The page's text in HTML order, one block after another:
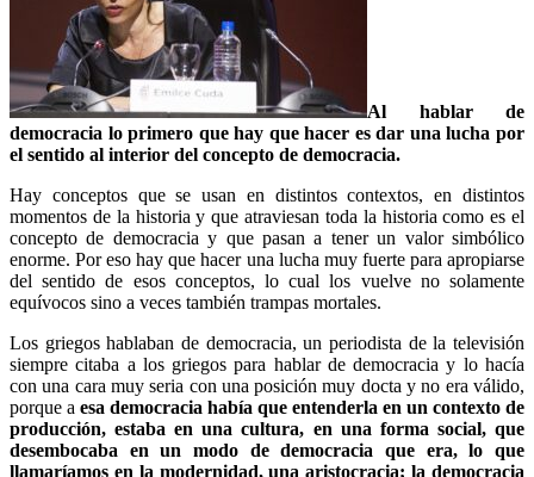
Al hablar de
democracia lo primero que hay que hacer es dar una lucha por
el sentido al interior del concepto de democracia.
Hay conceptos que se usan en distintos contextos, en distintos
momentos de la historia y que atraviesan toda la historia como es el
concepto de democracia y que pasan a tener un valor simbólico
enorme. Por eso hay que hacer una lucha muy fuerte para apropiarse
del sentido de esos conceptos, lo cual los vuelve no solamente
equívocos sino a veces también trampas mortales.
Los griegos hablaban de democracia, un periodista de la televisión
siempre citaba a los griegos para hablar de democracia y lo hacía
con una cara muy seria con una posición muy docta y no era válido,
porque a esa democracia había que entenderla en un contexto de
producción, estaba en una cultura, en una forma social, que
desembocaba en un modo de democracia que era, lo que
llamaríamos en la modernidad, una aristocracia; la democracia